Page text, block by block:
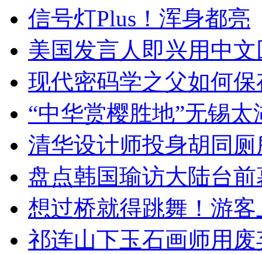
信号灯Plus！浑身都亮
美国发言人即兴用中
现代密码学之父如何
“中华赏樱胜地”无锡
清华设计师投身胡同
盘点韩国瑜访大陆台
想过桥就得跳舞！游客
祁连山下玉石画师用